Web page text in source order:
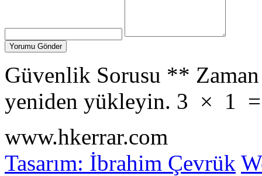
Güvenlik Sorusu **
yeniden yükleyin. 3 × 1
www.hkerrar.com
Tasarım: İbrahim Çevrük